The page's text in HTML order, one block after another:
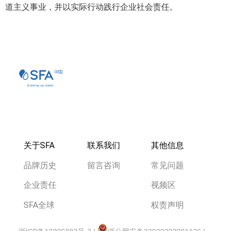
道主义事业，并以实际行动践行企业社会责任。
关于SFA
品牌历史
企业责任
SFA全球
联系我们
留言咨询
其他信息
常见问题
视频区
权责声明